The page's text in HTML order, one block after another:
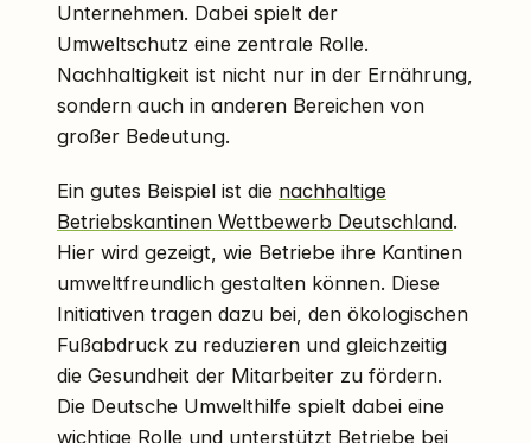
Unternehmen. Dabei spielt der
Umweltschutz eine zentrale Rolle.
Nachhaltigkeit ist nicht nur in der Ernährung,
sondern auch in anderen Bereichen von
großer Bedeutung.
Ein gutes Beispiel ist die nachhaltige
Betriebskantinen Wettbewerb Deutschland.
Hier wird gezeigt, wie Betriebe ihre Kantinen
umweltfreundlich gestalten können. Diese
Initiativen tragen dazu bei, den ökologischen
Fußabdruck zu reduzieren und gleichzeitig
die Gesundheit der Mitarbeiter zu fördern.
Die Deutsche Umwelthilfe spielt dabei eine
wichtige Rolle und unterstützt Betriebe bei